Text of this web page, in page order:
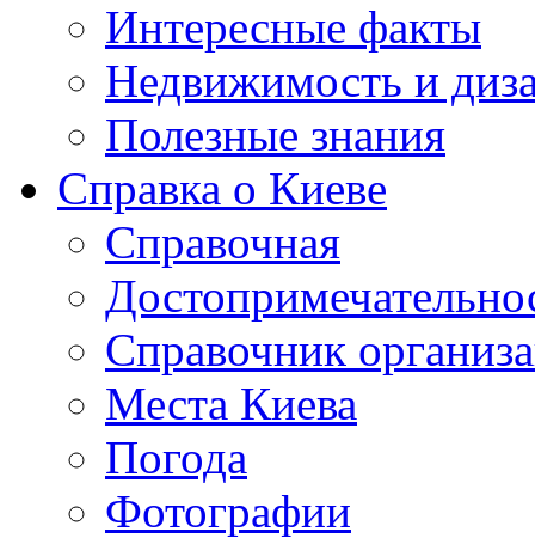
Интересные факты
Недвижимость и
Полезные знания
Справка о Киеве
Справочная
Справочник
Места Киева
Погода
Фотографии